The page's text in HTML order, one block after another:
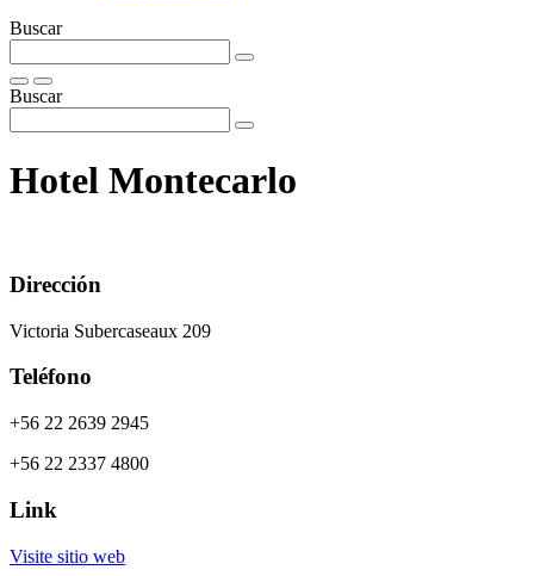
Buscar
Buscar
Hotel Montecarlo
Dirección
Victoria Subercaseaux 209
Teléfono
+56 22 2639 2945
+56 22 2337 4800
Link
Visite sitio web